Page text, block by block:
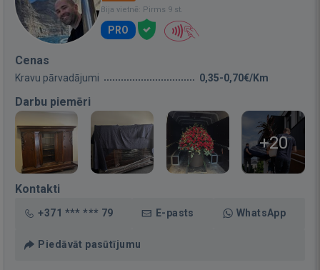
Bija vietnē: Pirms 9 st.
PRO
Cenas
Kravu pārvadājumi 0,35-0,70€/Km
Darbu piemēri
+20
Kontakti
+371 *** *** 79 E-pasts WhatsApp
Piedāvāt pasūtījumu